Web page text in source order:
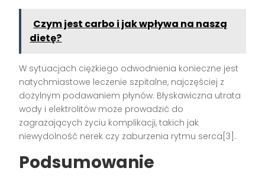
Czym jest carbo i jak wpływa na naszą
dietę?
W sytuacjach ciężkiego odwodnienia konieczne jest
natychmiastowe leczenie szpitalne, najczęściej z
dożylnym podawaniem płynów. Błyskawiczna utrata
wody i elektrolitów może prowadzić do
zagrażających życiu komplikacji, takich jak
niewydolność nerek czy zaburzenia rytmu serca[3].
Podsumowanie